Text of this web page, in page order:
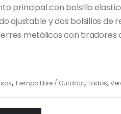
principal con bolsillo
ajustable y dos bolsillos de
metálicos con tiradores
,Tiempo libre / Outdoor,Todos,